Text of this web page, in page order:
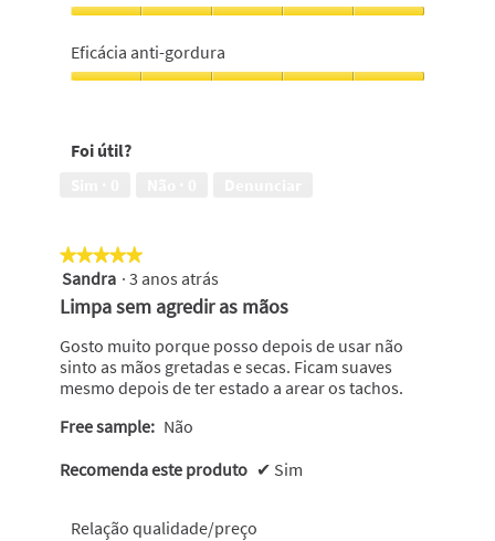
5
5
em
5
Eficácia anti-gordura
5
Foi útil?
★★★★★
★★★★★
5
em
5
estrelas.
Sandra · 3 anos atrás
Limpa sem agredir as mãos
Gosto muito porque posso depois de usar não
sinto as mãos gretadas e secas. Ficam suaves
mesmo depois de ter estado a arear os tachos.
Free sample: Não
Recomenda este produto ✔ Sim
Relação qualidade/preço